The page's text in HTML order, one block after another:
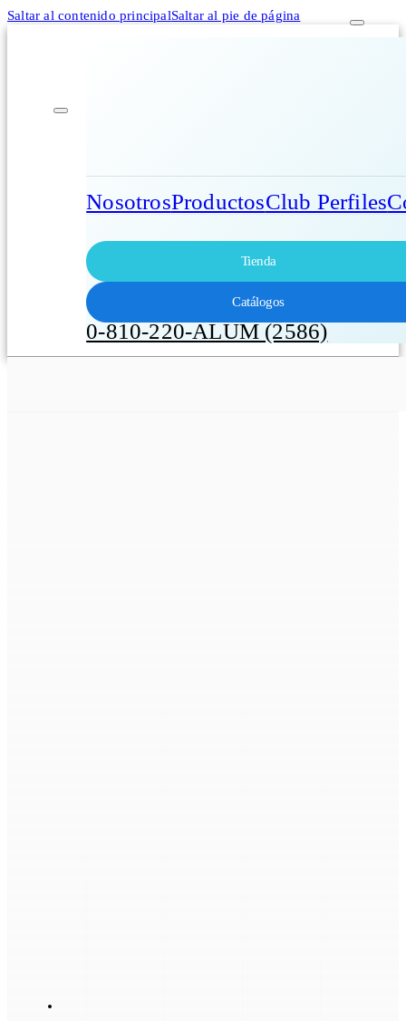
Saltar al contenido principalSaltar al pie de página
NosotrosProductosClub Perfiles
Tienda
Catálogos
0-810-220-ALUM (2586)